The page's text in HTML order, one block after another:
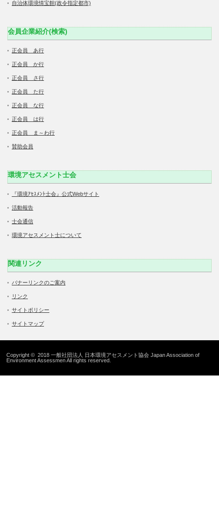
自治体環境情宝館(政令指定都市)
会員企業紹介(検索)
正会員 あ行
正会員 か行
正会員 さ行
正会員 た行
正会員 な行
正会員 は行
正会員 ま～わ行
賛助会員
環境アセスメント士会
『環境ｱｾｽﾒﾝﾄ士会』公式Webサイト
活動報告
士会通信
環境アセスメント士について
関連リンク
バナーリンクのご案内
リンク
サイトポリシー
サイトマップ
Copyright © 2018 一般社団法人 日本環境アセスメント協会 Japan Association of
Environment Assessmen All rights reserved.